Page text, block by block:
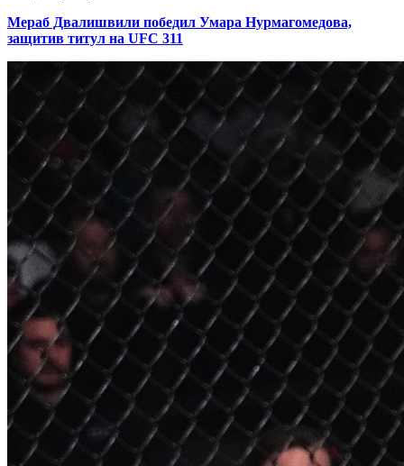
Мераб Двалишвили победил Умара Нурмагомедова,
защитив титул на UFC 311